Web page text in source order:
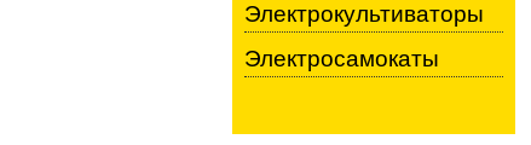
Электрокультиваторы
Электросамокаты